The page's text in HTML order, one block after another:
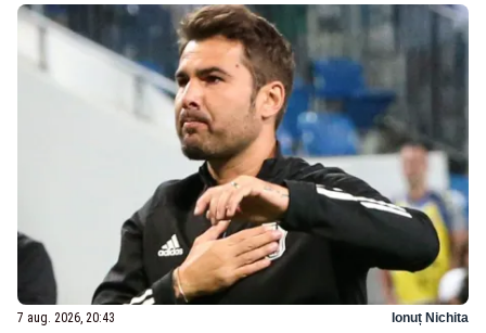
7 aug. 2026, 20:43 Ionuț Nichita